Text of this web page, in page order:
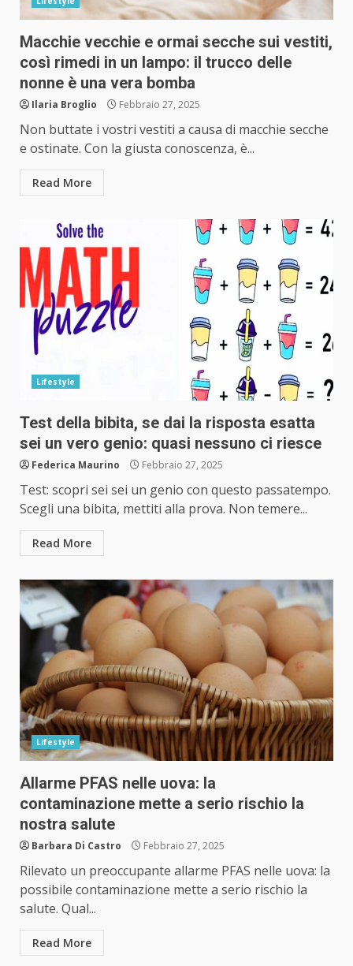
Macchie vecchie e ormai secche sui vestiti,
così rimedi in un lampo: il trucco delle
nonne è una vera bomba
Ilaria Broglio Febbraio 27, 2025
Non buttate i vostri vestiti a causa di macchie secche
e ostinate. Con la giusta conoscenza, è...
Read More
Lifestyle
Test della bibita, se dai la risposta esatta
sei un vero genio: quasi nessuno ci riesce
Federica Maurino Febbraio 27, 2025
Test: scopri sei sei un genio con questo passatempo.
Scegli una bibita, mettiti alla prova. Non temere...
Read More
Lifestyle
Allarme PFAS nelle uova: la
contaminazione mette a serio rischio la
nostra salute
Barbara Di Castro Febbraio 27, 2025
Rilevato un preoccupante allarme PFAS nelle uova: la
possibile contaminazione mette a serio rischio la
salute. Qual...
Read More